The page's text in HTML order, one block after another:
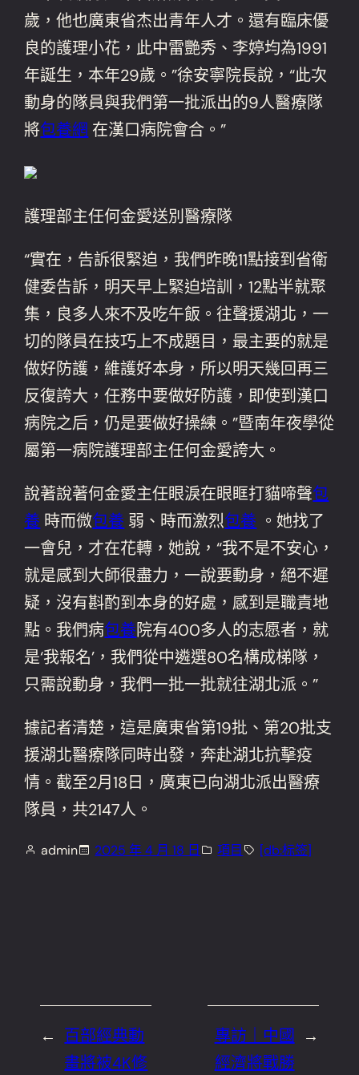
歲，他也廣東省杰出青年人才。還有臨床優
良的護理小花，此中雷艷秀、李婷均為1991
年誕生，本年29歲。”徐安寧院長說，“此次
動身的隊員與我們第一批派出的9人醫療隊
將包養網 在漢口病院會合。”
護理部主任何金愛送別醫療隊
“實在，告訴很緊迫，我們昨晚11點接到省衛
健委告訴，明天早上緊迫培訓，12點半就聚
集，良多人來不及吃午飯。往聲援湖北，一
切的隊員在技巧上不成題目，最主要的就是
做好防護，維護好本身，所以明天幾回再三
反復誇大，任務中要做好防護，即使到漢口
病院之后，仍是要做好操練。”暨南年夜學從
屬第一病院護理部主任何金愛誇大。
說著說著何金愛主任眼淚在眼眶打貓啼聲包
養 時而微包養 弱、時而激烈包養 。她找了
一會兒，才在花轉，她說，“我不是不安心，
就是感到大師很盡力，一說要動身，絕不遲
疑，沒有斟酌到本身的好處，感到是職責地
點。我們病包養院有400多人的志愿者，就
是‘我報名’，我們從中遴選80名構成梯隊，
只需說動身，我們一批一批就往湖北派。”
據記者清楚，這是廣東省第19批、第20批支
援湖北醫療隊同時出發，奔赴湖北抗擊疫
情。截至2月18日，廣東已向湖北派出醫療
隊員，共2147人。
admin 2025 年 4 月 18 日 項目 [db:标签]
← 百部經典動
畫將被4K修
→
專訪｜中國
經濟將戰勝